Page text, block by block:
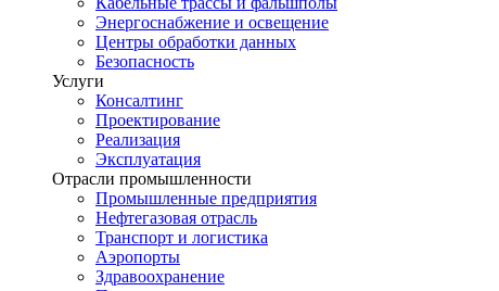
Энергоснабжение и освещение
Центры обработки данных
Безопасность
Услуги
Консалтинг
Проектирование
Реализация
Эксплуатация
Отрасли промышленности
Промышленные предприятия
Нефтегазовая отрасль
Транспорт и логистика
Аэропорты
Здравоохранение